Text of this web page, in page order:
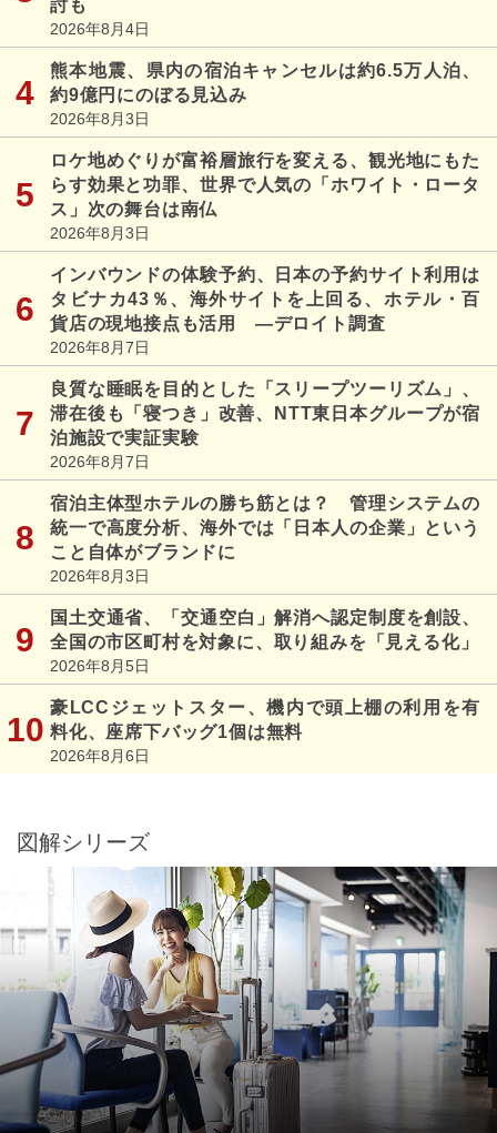
討も
2026年8月4日
熊本地震、県内の宿泊キャンセルは約6.5万人泊、
約9億円にのぼる見込み
2026年8月3日
ロケ地めぐりが富裕層旅行を変える、観光地にもた
らす効果と功罪、世界で人気の「ホワイト・ロータ
ス」次の舞台は南仏
2026年8月3日
インバウンドの体験予約、日本の予約サイト利用は
タビナカ43％、海外サイトを上回る、ホテル・百
貨店の現地接点も活用 ―デロイト調査
2026年8月7日
良質な睡眠を目的とした「スリープツーリズム」、
滞在後も「寝つき」改善、NTT東日本グループが宿
泊施設で実証実験
2026年8月7日
宿泊主体型ホテルの勝ち筋とは？ 管理システムの
統一で高度分析、海外では「日本人の企業」という
こと自体がブランドに
2026年8月3日
国土交通省、「交通空白」解消へ認定制度を創設、
全国の市区町村を対象に、取り組みを「見える化」
2026年8月5日
豪LCCジェットスター、機内で頭上棚の利用を有
料化、座席下バッグ1個は無料
2026年8月6日
図解シリーズ